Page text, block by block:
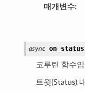
매개변수
async
코루틴 함수
트윗(Status)